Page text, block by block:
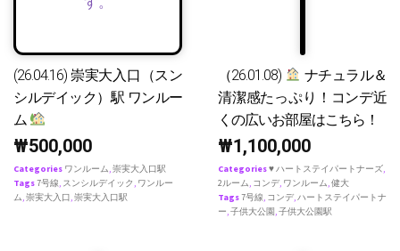
(26.04.16) 崇実大入口（スン
シルデイック）駅 ワンルー
ム
₩500,000
Categories ワンルーム,崇実大入口駅
Tags7号線, スンシルデイック , ワンルー
ム,崇実大入口,崇実大入口駅
（26.01.08)
ナチュラル＆
清潔感たっぷり！コンデ近
くの広いお部屋はこちら！
₩1,100,000
Categories♥ ハートステイパートナーズ,
2ルーム, コンデ, ワンルーム,健大
Tags7号線, コンデ,ハートステイパートナ
ー,子供大公園 ,子供大公園駅